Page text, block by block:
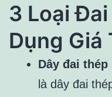
3 Loại
Dụng Giá
Dây đai thép
là dây đai